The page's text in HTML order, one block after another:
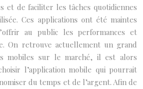
et de faciliter les tâches quotidiennes
Ces applications ont été maintes
au public les performances et
On retrouve actuellement un grand
mobiles sur le marché, il est alors
l’application mobile qui pourrait
du temps et de l’argent. Afin de